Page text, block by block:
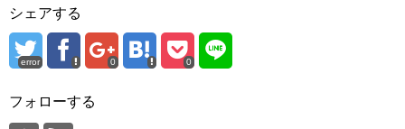
シェアする
error 0 0
フォローする